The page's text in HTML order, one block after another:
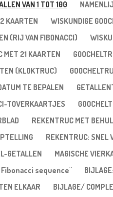
VAN 1 TOT 100
KAARTEN
WISKUNDIGE
(RIJ VAN FIBONACCI)
MET 21 KAARTEN
(KLOKTRUC)
TE BEPALEN
TOVERKAARTJES
REKENTRUC MET
REKENTRUC: SNEL
GETALLEN MAGISCHE
Fibonacci sequence"
ELKAAR
BIJLAGE/